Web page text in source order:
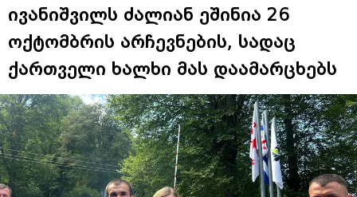
ივანიშვილს ძალიან ეშინია 26
ოქტომბრის არჩევნების, სადაც
ქართველი ხალხი მას დაამარცხებს